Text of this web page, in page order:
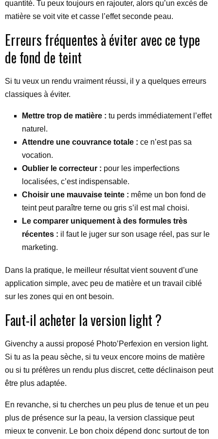
quantité. Tu peux toujours en rajouter, alors qu’un excès de
matière se voit vite et casse l’effet seconde peau.
Erreurs fréquentes à éviter avec ce type
de fond de teint
Si tu veux un rendu vraiment réussi, il y a quelques erreurs
classiques à éviter.
Mettre trop de matière : tu perds immédiatement l’effet
naturel.
Attendre une couvrance totale : ce n’est pas sa
vocation.
Oublier le correcteur : pour les imperfections
localisées, c’est indispensable.
Choisir une mauvaise teinte : même un bon fond de
teint peut paraître terne ou gris s’il est mal choisi.
Le comparer uniquement à des formules très
récentes : il faut le juger sur son usage réel, pas sur le
marketing.
Dans la pratique, le meilleur résultat vient souvent d’une
application simple, avec peu de matière et un travail ciblé
sur les zones qui en ont besoin.
Faut-il acheter la version light ?
Givenchy a aussi proposé Photo’Perfexion en version light.
Si tu as la peau sèche, si tu veux encore moins de matière
ou si tu préfères un rendu plus discret, cette déclinaison peut
être plus adaptée.
En revanche, si tu cherches un peu plus de tenue et un peu
plus de présence sur la peau, la version classique peut
mieux te convenir. Le bon choix dépend donc surtout de ton